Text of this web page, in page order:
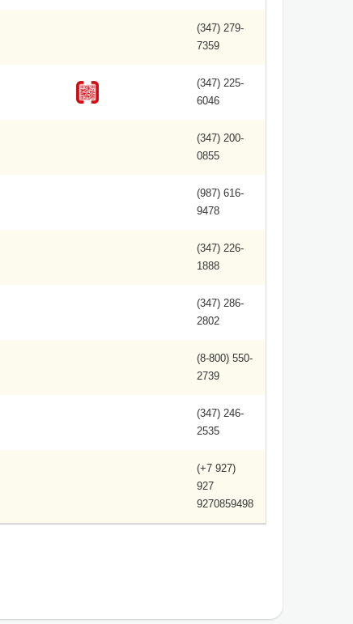
(347) 279-
7359
(347) 225-
6046
(347) 200-
0855
(987) 616-
9478
(347) 226-
1888
(347) 286-
2802
(8-800) 550-
2739
(347) 246-
2535
(+7 927)
927
9270859498